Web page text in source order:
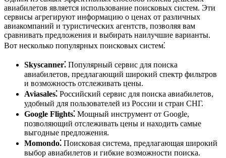
авиабилетов является использование поисковых систем. Эти
сервисы агрегируют информацию о ценах от различных
авиакомпаний и туристических агентств, позволяя вам
сравнивать предложения и выбирать наилучшие варианты.
Вот несколько популярных поисковых систем⁚
Skyscanner⁚ Популярный сервис для поиска
авиабилетов, предлагающий широкий спектр фильтров
и возможность отслеживать цены.
Aviasales⁚ Российский сервис для поиска авиабилетов,
удобный для пользователей из России и стран СНГ.
Google Flights⁚ Мощный инструмент от Google,
позволяющий отслеживать цены и находить самые
выгодные предложения.
Momondo⁚ Поисковая система, предлагающая широкий
выбор авиабилетов и гибкие возможности поиска.